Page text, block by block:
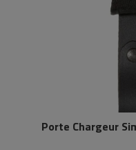
Porte Chargeur